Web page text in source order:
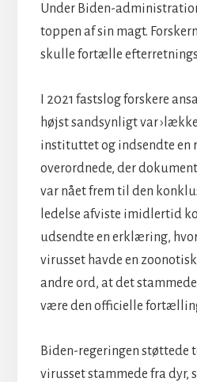
Under Biden-
toppen af sin magt.
skulle fortælle
I 2021 fastslog forskere
højst sandsynligt var
instituttet og indsendte en
overordnede, der
var nået frem til den
ledelse afviste imidlertid
udsendte en erklæring,
virusset havde en
andre ord, at det
være den officielle
Biden-regeringen støttede
virusset stammede fra dyr,